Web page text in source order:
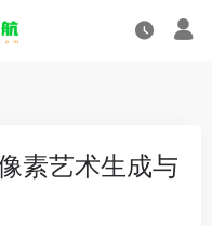
素艺术生成与